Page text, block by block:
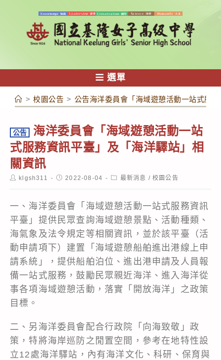
容
選單
> 校園公告 > 公告海洋委員會「海域遊憩活動一站式服
公告
海洋委員會「海域遊憩活動一站
式服務資訊平臺」及「海洋驛站」相
關資訊
Postklgsh311
Post2022-08-04
Post最新消息 / 校園公告
一、海洋委員會「海域遊憩活動一站式服務資訊
平臺」提供民眾查詢海域遊憩景點、活動種類、
海氣象及法令規定等相關資訊，並於該平臺（活
動申請項下）建置「海域遊憩船舶進出港線上申
請系統」，提供船舶泊位、進出港申請及人員報
備一站式服務，鼓勵民眾親近海洋、進入海洋從
事各項海域遊憩活動，落實「開放海洋」之政策
目標。
二、另海洋委員會配合行政院「向海致敬」政
策，特將海岸巡防之閒置空間，參考在地特性設
立12處海洋驛站，內有海洋文化、科研、保育與